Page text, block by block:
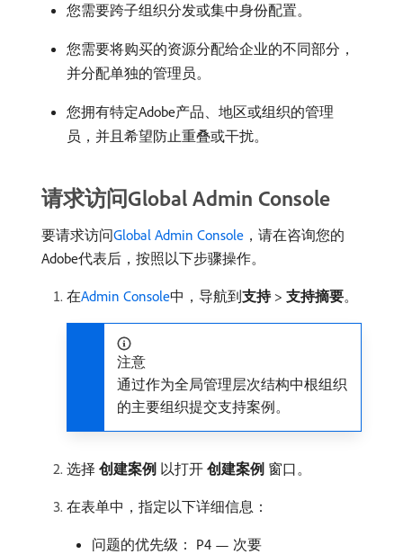
您需要跨子组织分发或集中身份配置。
您需要将购买的资源分配给企业的不同部分，
并分配单独的管理员。
您拥有特定Adobe产品、地区或组织的管理
员，并且希望防止重叠或干扰。
请求访问Global Admin Console
要请求访问Global Admin Console ，请在咨询您的
Adobe代表后，按照以下步骤操作。
在Admin Console中，导航到​支持> 支持摘要。
注意
通过作为全局管理层次结构中根组织
的主要组织提交支持案例。
选择​ 创建案例 ​以打开​ 创建案例 ​窗口。
在表单中，指定以下详细信息：
问题的优先级： P4 — 次要